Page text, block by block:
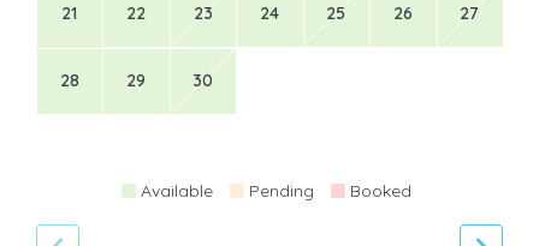
21 22 23 24 25 26 27
28 29 30
Available Pending Booked